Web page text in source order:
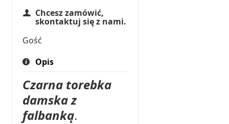
Chcesz zamówić,
skontaktuj się z nami.
Gość
Opis
Czarna torebka
damska z
falbanką.